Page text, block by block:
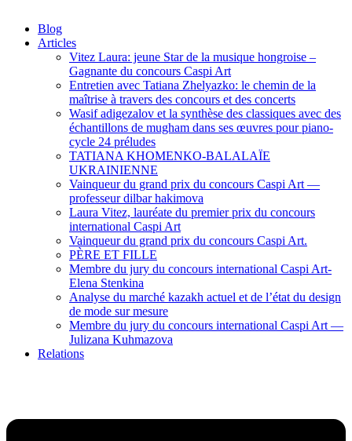
Blog
Articles
Vitez Laura: jeune Star de la musique hongroise –
Gagnante du concours Caspi Art
Entretien avec Tatiana Zhelyazko: le chemin de la
maîtrise à travers des concours et des concerts
Wasif adigezalov et la synthèse des classiques avec des
échantillons de mugham dans ses œuvres pour piano-
cycle 24 préludes
TATIANA KHOMENKO-BALALAÏE
UKRAINIENNE
Vainqueur du grand prix du concours Caspi Art —
professeur dilbar hakimova
Laura Vitez, lauréate du premier prix du concours
international Caspi Art
Vainqueur du grand prix du concours Caspi Art.
PÈRE ET FILLE
Membre du jury du concours international Caspi Art-
Elena Stenkina
Analyse du marché kazakh actuel et de l’état du design
de mode sur mesure
Membre du jury du concours international Caspi Art —
Julizana Kuhmazova
Relations